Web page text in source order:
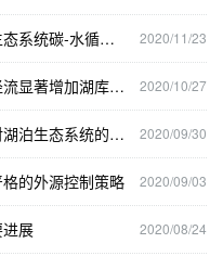
2020/11/23
干旱事件时植被水分调节对陆地生态系统碳-水循环的影响研究取得进展
2020/10/27
超高分辨率质谱等技术揭示暴雨径流显著增加湖库溶解性有机物和溶解性有机碳输入
2020/09/30
小身材大能量：小型杂食性鱼类对湖泊生态系统的影响取得进展
2020/09/03
的外源控制策略
2020/08/24
展